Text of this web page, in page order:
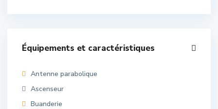
Équipements et caractéristiques
Antenne parabolique
Ascenseur
Buanderie